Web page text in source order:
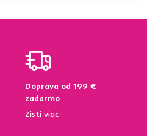
Doprava od 199 €
zadarmo
Zisti viac